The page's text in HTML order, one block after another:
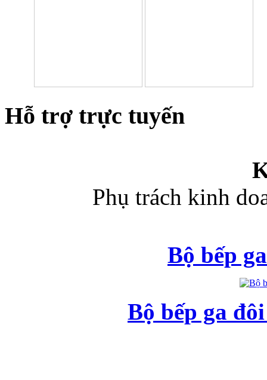
Hỗ trợ trực tuyến
Phụ trách kinh
Bộ bếp
Bộ bếp ga